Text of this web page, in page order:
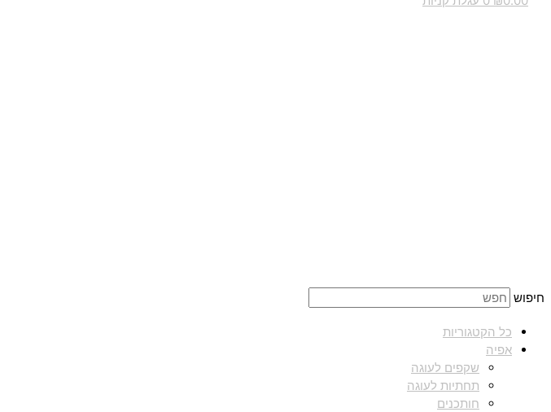
חיפוש
כל הקטגוריות
אפיה
שקפים לעוגה
תחתיות לעוגה
חותכנים